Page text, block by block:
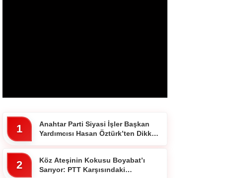
1
Anahtar Parti Siyasi İşler Başkan
Yardımcısı Hasan Öztürk’ten Dikkat
2
Köz Ateşinin Kokusu Boyabat’ı
Sarıyor: PTT Karşısındaki